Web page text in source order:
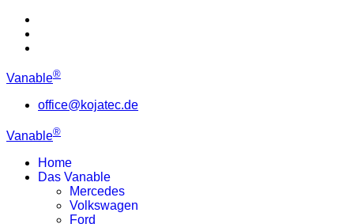
Vanable®
office@kojatec.de
Vanable®
Home
Das Vanable
Mercedes
Volkswagen
Ford